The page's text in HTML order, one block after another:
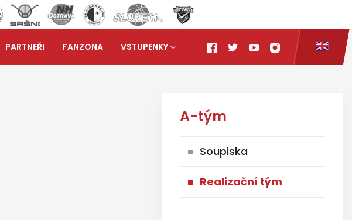
PARTNEŘI FANZONA
VSTUPENKY
A-tým
Soupiska
Realizační tým